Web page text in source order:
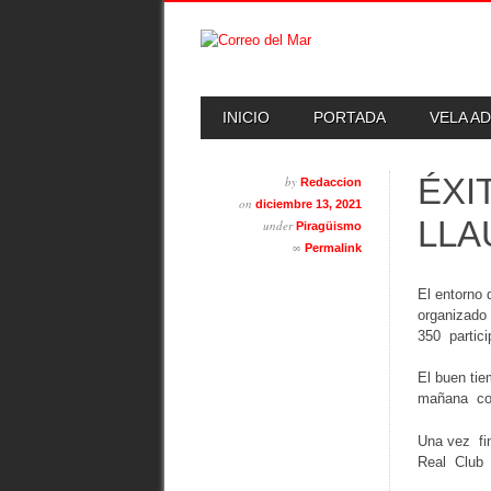
MAIN MENU
INICIO PORTADA VELA
by Redaccion
on diciembre 13, 2021
underPiragüismo
∞ Permalink
El entorno
350
El buen
mañana
Una vez
Real Club